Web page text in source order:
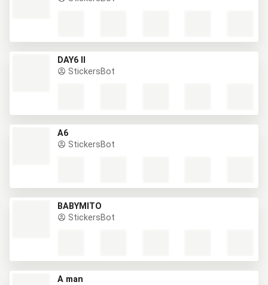
DAY6 II
StickersBot
A6
StickersBot
BABYMITO
StickersBot
A man